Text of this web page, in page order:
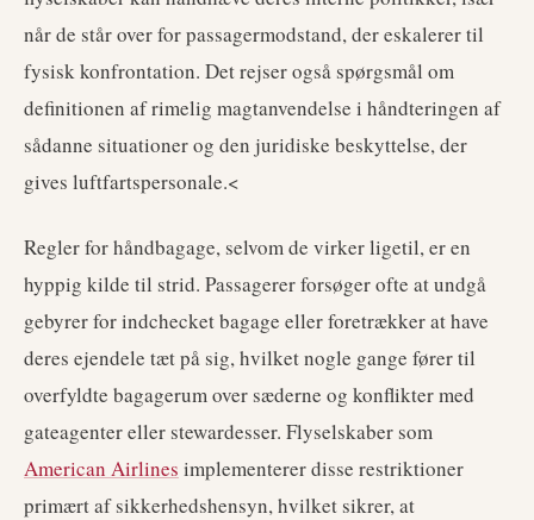
når de står over for passagermodstand, der eskalerer til
fysisk konfrontation. Det rejser også spørgsmål om
definitionen af rimelig magtanvendelse i håndteringen af
sådanne situationer og den juridiske beskyttelse, der
gives luftfartspersonale.<
Regler for håndbagage, selvom de virker ligetil, er en
hyppig kilde til strid. Passagerer forsøger ofte at undgå
gebyrer for indchecket bagage eller foretrækker at have
deres ejendele tæt på sig, hvilket nogle gange fører til
overfyldte bagagerum over sæderne og konflikter med
gateagenter eller stewardesser. Flyselskaber som
American Airlines implementerer disse restriktioner
primært af sikkerhedshensyn, hvilket sikrer, at